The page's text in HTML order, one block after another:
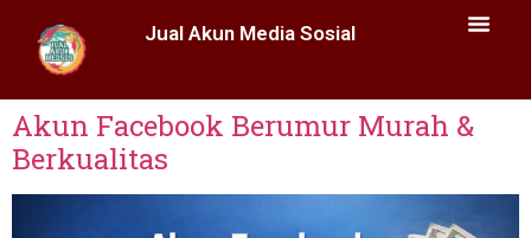
Jual Akun Media Sosial
Akun Facebook Berumur Murah &
Berkualitas